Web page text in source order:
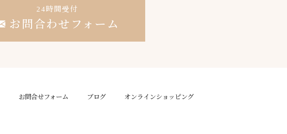
24時間受付
お問合わせ フォーム
お問合せフォーム ブログ オンラインショッピング